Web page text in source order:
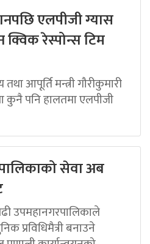
एलपीजी ग्यास
रेस्पोन्स टिम
आपूर्ति मन्त्री गौरीकुमारी
कुनै पनि हालतमा एलपीजी
सेवा अब
उपमहानगरपालिकाले
प्रविधिमैत्री बनाउने